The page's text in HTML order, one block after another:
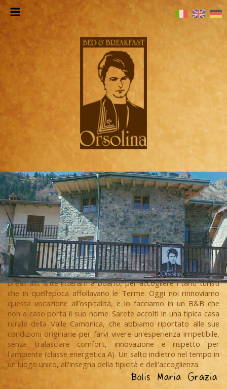
Nella nostra famiglia l’ospitalità è una tradizione sin dagli anni
’40, quando nonna Orsolina si inventò una sorta di bed and
breakfast ante litteram a Boario, per accogliere i tanti turisti
che in quell’epoca affollavano le Terme. Oggi noi rinnoviamo
questa vocazione all’ospitalità, e lo facciamo in un B&B che
non a caso porta il suo nome. Sarete accolti in una tipica casa
rurale della Valle Camonica, che abbiamo riportato alle sue
condizioni originarie per farvi vivere un'esperienza irripetibile,
senza tralasciare comfort, innovazione e rispetto per
l'ambiente (classe energetica A). Un salto indietro nel tempo in
un luogo unico, all'insegna della tipicità e dell'accoglienza.